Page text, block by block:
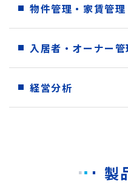
物件管理・家賃管理
入居者・オーナー管
経営分析
製